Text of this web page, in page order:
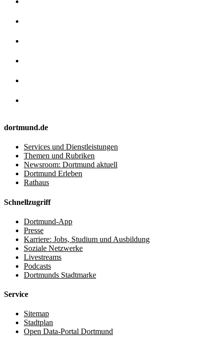
dortmund.de
Services und Dienstleistungen
Themen und Rubriken
Newsroom: Dortmund aktuell
Dortmund Erleben
Rathaus
Schnellzugriff
Dortmund-App
Presse
Karriere: Jobs, Studium und Ausbildung
Soziale Netzwerke
Livestreams
Podcasts
Dortmunds Stadtmarke
Service
Sitemap
Stadtplan
Open Data-Portal Dortmund